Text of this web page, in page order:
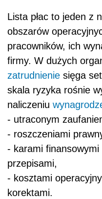
Lista płac to jeden z
obszarów
pracowników, ich
firmy. W dużych
zatrudnienie sięga
skala ryzyka rośnie
naliczeniu
- utraconym
- roszczeniami
- karami
przepisami,
- kosztami
korektami.